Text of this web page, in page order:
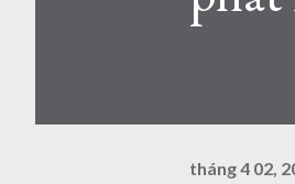
tháng 4 02,